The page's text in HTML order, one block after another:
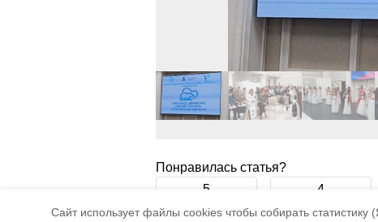
Cайт использует файлы cookies чтобы собирать статистику
Понравилась статья?
5 4